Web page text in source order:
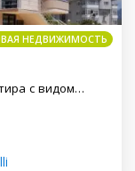
НЕДВИЖИМОСТЬ
с видом…